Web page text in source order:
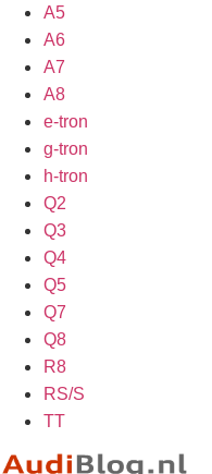
A5
A6
A7
A8
e-tron
g-tron
h-tron
Q2
Q3
Q4
Q5
Q7
Q8
R8
RS/S
TT